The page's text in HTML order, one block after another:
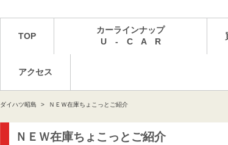
TOP
カーラインナップ
U - C A R
アクセス
ダイハツ昭島 ＮＥＷ在庫ちょこっとご紹介
ＮＥＷ在庫ちょこっとご紹介